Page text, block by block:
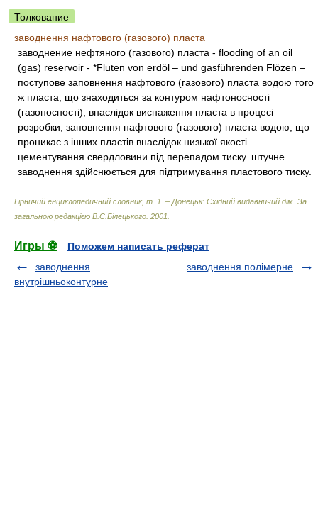
Толкование
заводнення нафтового (газового) пласта
заводнение нефтяного (газового) пласта - flooding of an oil
(gas) reservoir - *Fluten von erdöl – und gasführenden Flözen –
поступове заповнення нафтового (газового) пласта водою того
ж пласта, що знаходиться за контуром нафтоносності
(газоносності), внаслідок виснаження пласта в процесі
розробки; заповнення нафтового (газового) пласта водою, що
проникає з інших пластів внаслідок низької якості
цементування свердловини під перепадом тиску. штучне
заводнення здійснюється для підтримування пластового тиску.
Гірничий енциклопедичний словник, т. 1. – Донецьк: Східний видавничий дім За
загальною редакцією В.С.Білецького 2001
Игры ⚽
Поможем написать реферат
заводнення
внутрішньоконтурне
заводнення полімерне